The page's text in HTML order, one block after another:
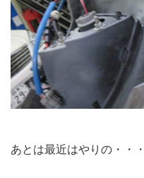
あとは最近はやりの・・